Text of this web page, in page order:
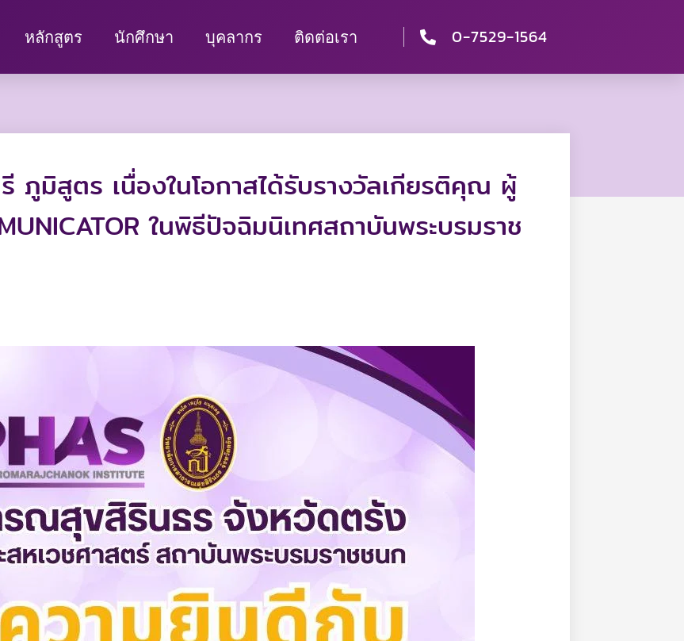
หลักสูตร นักศึกษา บุคลากร ติดต่อเรา 0-7529-1564
ภูมิสูตร เนื่องในโอกาสได้รับรางวัลเกียรติคุณ ผู้
ในพิธีปัจฉิมนิเทศสถาบันพระบรมราช